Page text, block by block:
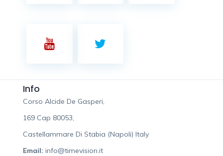
Info
Corso Alcide De Gasperi,
169 Cap 80053,
Castellammare Di Stabia (Napoli) Italy
Email: info@timevision.it